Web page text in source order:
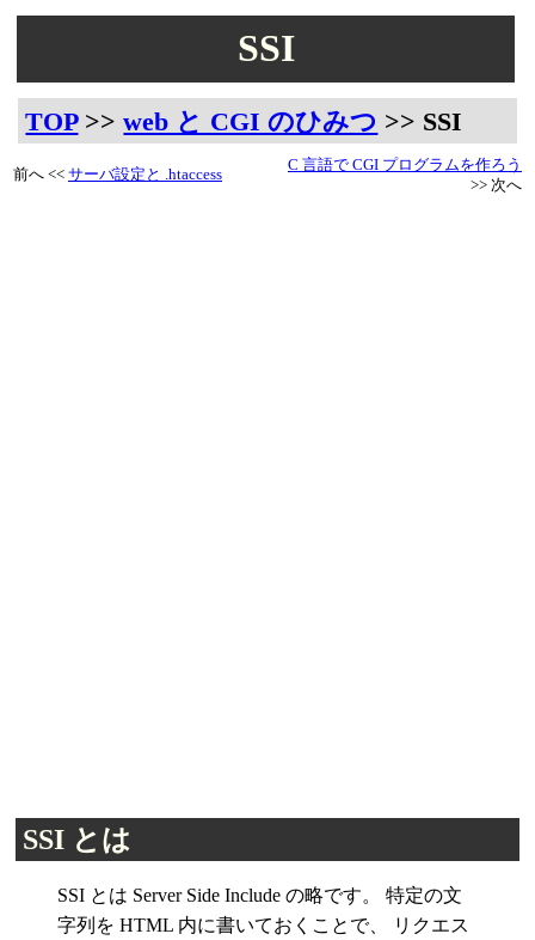
SSI
TOP>>web と CGI のひみつ >> SSI
前へ << サーバ設定と .htaccess
C 言語で CGI プログラムを作ろう
>> 次へ
SSI とは
SSI とは Server Side Include の略です。 特定の文
字列を HTML 内に書いておくことで、 リクエス